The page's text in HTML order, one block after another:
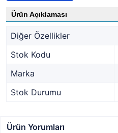
Ürün Açıklaması
Diğer Özellikler
Stok Kodu
Marka
Stok Durumu
Ürün Yorumları